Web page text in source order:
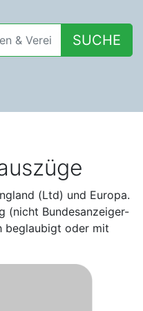
SUCHE
(Ltd) und Europa.
(nicht Bundesanzeiger-
beglaubigt oder mit